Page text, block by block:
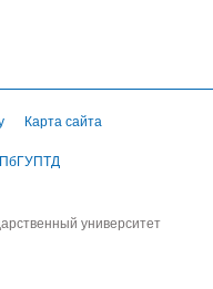
Карта сайта
университет